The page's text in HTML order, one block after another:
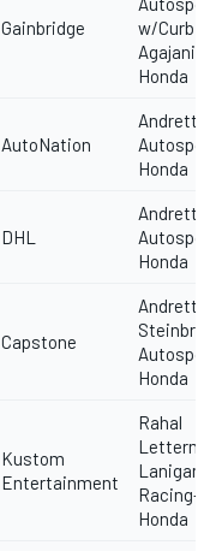
Gainbridge
w/Curb
Honda
AutoNation
Andretti
Honda
DHL
Andretti
Honda
Capstone
Andretti
Honda
Kustom
Entertainment
Rahal
Lanigan
Racing-
Honda